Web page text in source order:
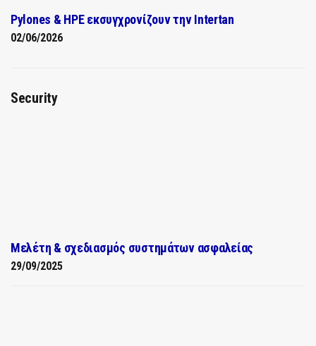
Pylones & HPE εκσυγχρονίζουν την Intertan
02/06/2026
Security
Μελέτη & σχεδιασμός συστημάτων ασφαλείας
29/09/2025